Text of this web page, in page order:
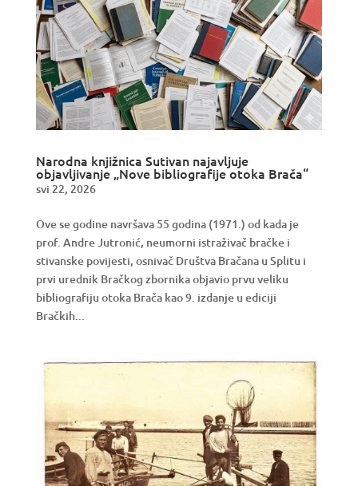
Narodna knjižnica Sutivan najavljuje
objavljivanje „Nove bibliografije otoka Brača“
svi 22, 2026
Ove se godine navršava 55 godina (1971.) od kada je
prof. Andre Jutronić, neumorni istraživač bračke i
stivanske povijesti, osnivač Društva Bračana u Splitu i
prvi urednik Bračkog zbornika objavio prvu veliku
bibliografiju otoka Brača kao 9. izdanje u ediciji
Bračkih...